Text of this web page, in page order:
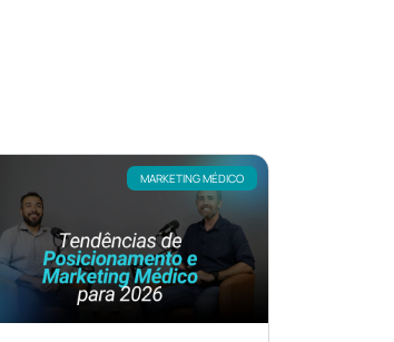
MARKETING MÉDICO